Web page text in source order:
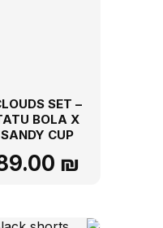
SET –
BOLA X
SANDY CUP
₪